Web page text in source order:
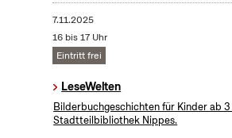
7.11.2025
16 bis 17 Uhr
Eintritt frei
LeseWelten
Bilderbuchgeschichten für Kinder ab
Stadtteilbibliothek Nippes.